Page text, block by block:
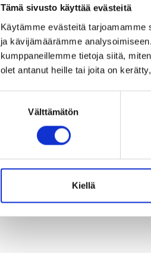
Tämä sivusto käyttää evästeitä
Käytämme evästeitä
ja kävijämäärämme
kumppaneillemme tietoja siitä,
olet antanut heille tai joita on
Välttämätön
Kiellä